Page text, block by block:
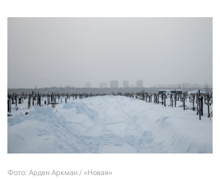
Фото: Арден Аркман / «Новая»